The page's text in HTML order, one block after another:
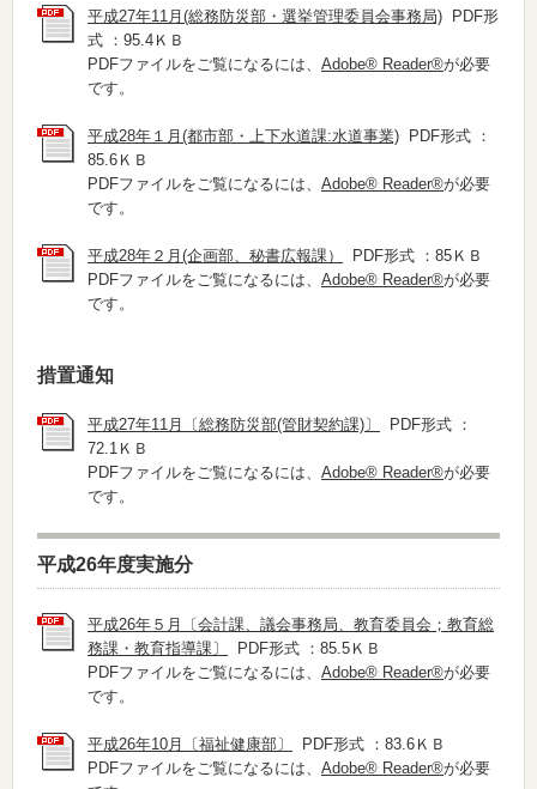
平成27年11月(総務防災部・選挙管理委員会事務局) PDF形
式 ：95.4ＫＢ
PDFファイルをご覧になるには、 Adobe® Reader®が必要
です。
平成28年１月(都市部・上下水道課:水道事業) PDF形式 ：
85.6ＫＢ
PDFファイルをご覧になるには、 Adobe® Reader®が必要
です。
平成28年２月(企画部、秘書広報課）
PDF形式 ：85ＫＢ
PDFファイルをご覧になるには、 Adobe® Reader®が必要
です。
措置通知
平成27年11月〔総務防災部(管財契約課)〕
PDF形式 ：
72.1ＫＢ
PDFファイルをご覧になるには、 Adobe® Reader®が必要
です。
平成26年度実施分
平成26年５月〔会計課、議会事務局、教育委員会；教育総
務課・教育指導課〕
PDF形式 ：85.5ＫＢ
PDFファイルをご覧になるには、 Adobe® Reader®が必要
です。
平成26年10月〔福祉健康部〕
PDF形式 ：83.6ＫＢ
PDFファイルをご覧になるには、 Adobe® Reader®が必要